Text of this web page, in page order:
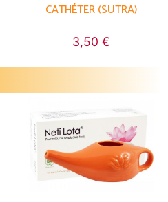
CATHÉTER (SUTRA)
3,50 €